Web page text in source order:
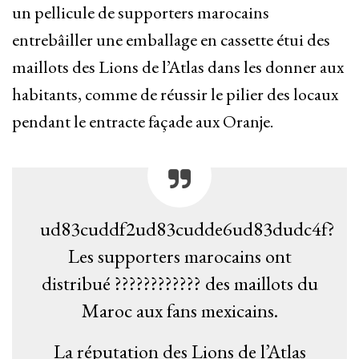
un pellicule de supporters marocains
entrebâiller une emballage en cassette étui des
maillots des Lions de l’Atlas dans les donner aux
habitants, comme de réussir le pilier des locaux
pendant le entracte façade aux Oranje.
ud83cuddf2ud83cudde6ud83dudc4f?
Les supporters marocains ont
distribué ???????????? des maillots du
Maroc aux fans mexicains.
La réputation des Lions de l’Atlas